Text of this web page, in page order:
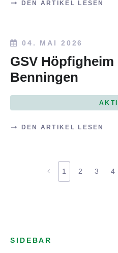
DEN ARTIKEL LESEN
04. MAI 2026
GSV Höpfigheim
Benningen
DEN ARTIKEL LESEN
1 2 3 4
SIDEBAR